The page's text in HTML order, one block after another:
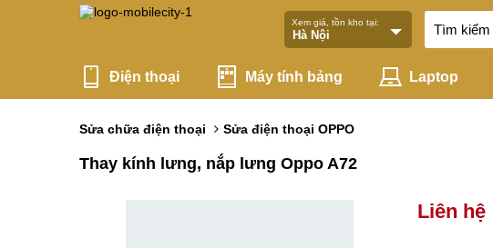
Xem giá, tồn kho tại:
Điện thoại Máy tính bảng Laptop
Sửa chữa điện thoại Sửa điện thoại OPPO
Thay kính lưng, nắp lưng Oppo A72
Liên hệ